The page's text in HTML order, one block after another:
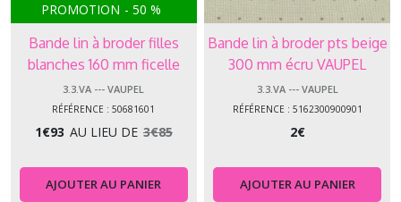
PROMOTION - 50 %
Bande lin à broder filles
blanches 160 mm ficelle
VAUPEL
3.3.VA --- VAUPEL
RÉFÉRENCE : 50681601
1€93 AU LIEU DE 3€85
AJOUTER AU PANIER
Bande lin à broder pts beige
300 mm écru VAUPEL
3.3.VA --- VAUPEL
RÉFÉRENCE : 5162300900901
2€
AJOUTER AU PANIER